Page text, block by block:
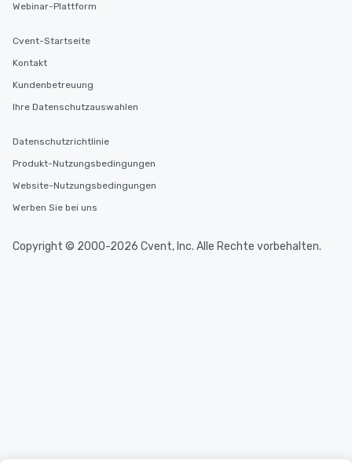
Webinar-Plattform
Cvent-Startseite
Kontakt
Kundenbetreuung
Ihre Datenschutzauswahlen
Datenschutzrichtlinie
Produkt-Nutzungsbedingungen
Website-Nutzungsbedingungen
Werben Sie bei uns
Copyright © 2000-2026 Cvent, Inc. Alle Rechte vorbehalten.